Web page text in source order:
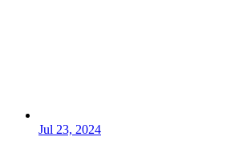
Jul 23, 2024